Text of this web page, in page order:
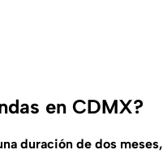
en CDMX?
duración de dos meses,